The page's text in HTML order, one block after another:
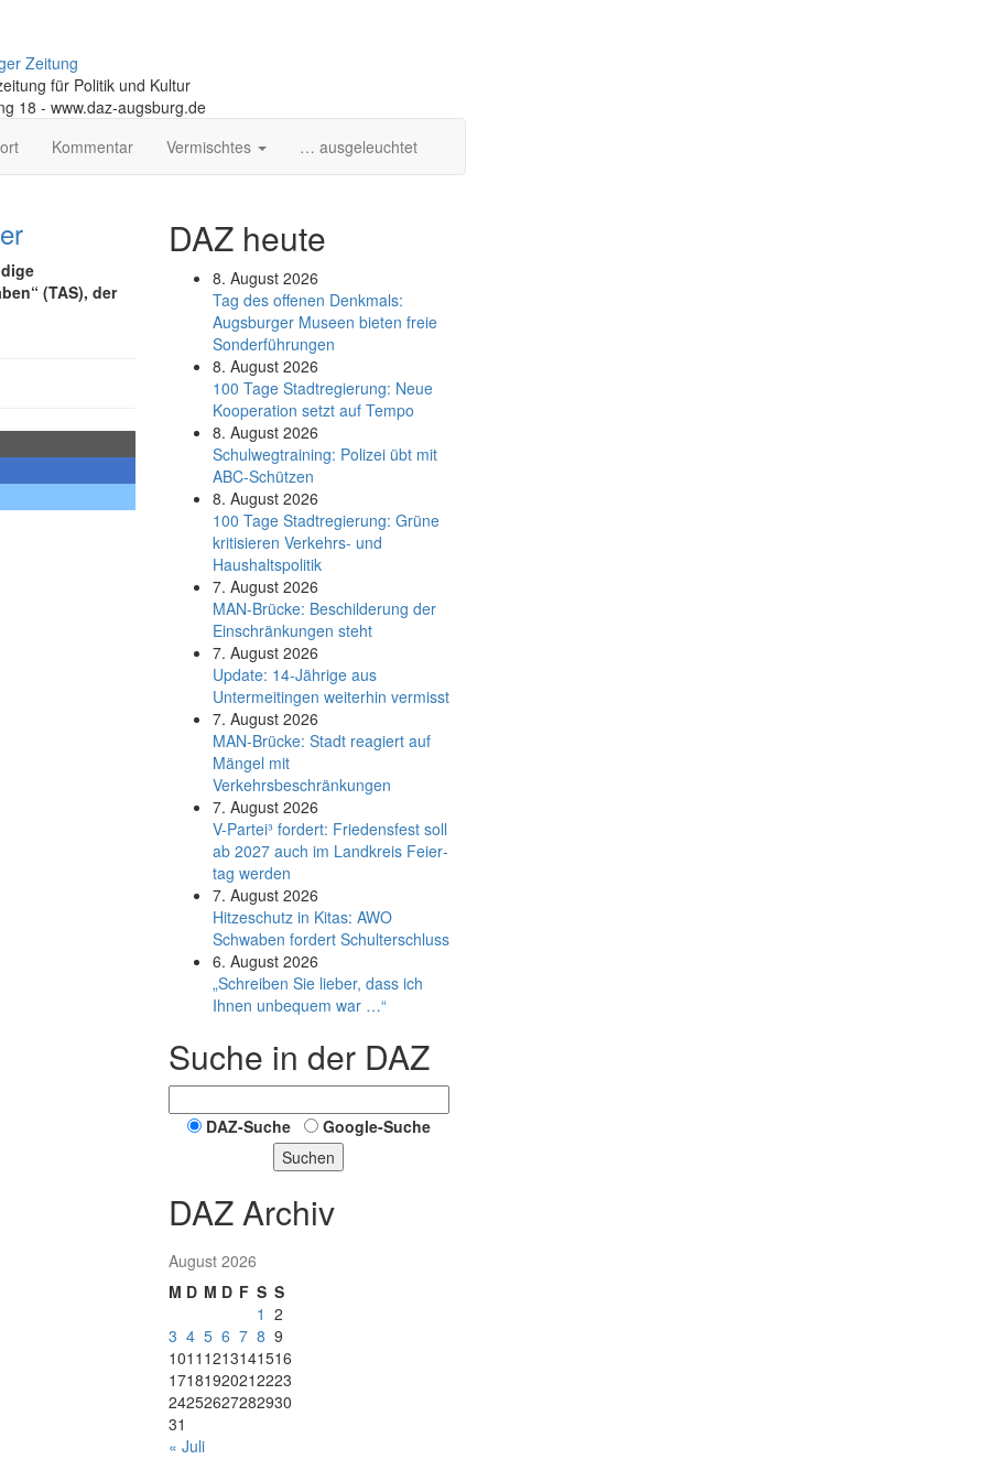
Zeitung
für Politik und Kultur
18 - www.daz-augsburg.de
Kommentar Vermischtes … ausgeleuchtet
(TAS), der
DAZ heute
8. August 2026
Tag des offenen Denkmals:
Augsburger Museen bieten freie
Sonderführungen
8. August 2026
100 Tage Stadtregierung: Neue
Kooperation setzt auf Tempo
8. August 2026
Schul­weg­trai­ning: Poli­zei übt mit
ABC-Schüt­zen
8. August 2026
100 Tage Stadtregierung: Grüne
kritisieren Verkehrs- und
Haushaltspolitik
7. August 2026
MAN-Brücke: Beschilderung der
Einschränkungen steht
7. August 2026
Update: 14-Jährige aus
Untermeitingen weiterhin vermisst
7. August 2026
MAN-Brücke: Stadt reagiert auf
Mängel mit
Verkehrsbeschränkungen
7. August 2026
V-Partei­³ fordert: Friedens­fest soll
ab 2027 auch im Land­kreis Feier­
tag werden
7. August 2026
Hitzeschutz in Kitas: AWO
Schwaben fordert Schulterschluss
6. August 2026
„Schreiben Sie lieber, dass ich
Ihnen unbequem war …“
Suche in der DAZ
DAZ-Suche
Google-Suche
Suchen
DAZ Archiv
August 2026
M D M D F S S
1 2
3 4 5 6 7 8 9
1011 1213141516
17181920212223
24252627282930
31
« Juli